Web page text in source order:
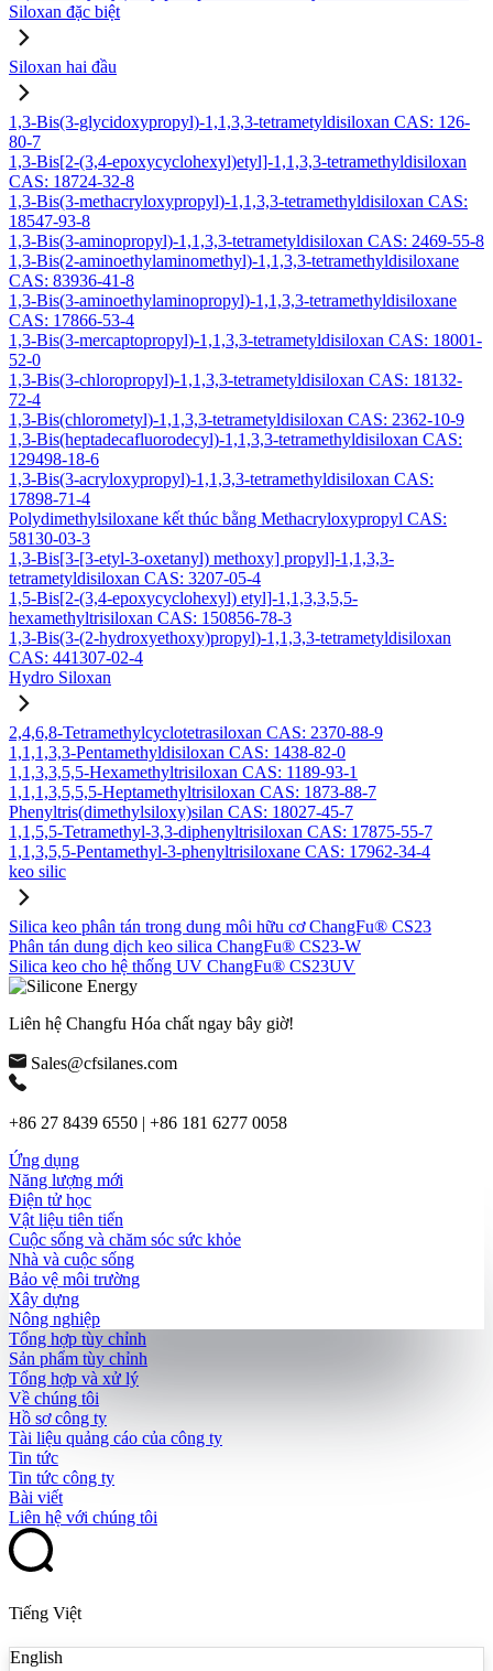
Siloxan đặc biệt
Siloxan hai đầu
1,3-Bis(3-glycidoxypropyl)-1,1,3,3-tetrametyldisiloxan CAS: 126-
80-7
1,3-Bis[2-(3,4-epoxycyclohexyl)etyl]-1,1,3,3-tetramethyldisiloxan
CAS: 18724-32-8
1,3-Bis(3-methacryloxypropyl)-1,1,3,3-tetramethyldisiloxan CAS:
18547-93-8
1,3-Bis(3-aminopropyl)-1,1,3,3-tetrametyldisiloxan CAS: 2469-55-8
1,3-Bis(2-aminoethylaminomethyl)-1,1,3,3-tetramethyldisiloxane
CAS: 83936-41-8
1,3-Bis(3-aminoethylaminopropyl)-1,1,3,3-tetramethyldisiloxane
CAS: 17866-53-4
1,3-Bis(3-mercaptopropyl)-1,1,3,3-tetrametyldisiloxan CAS: 18001-
52-0
1,3-Bis(3-chloropropyl)-1,1,3,3-tetrametyldisiloxan CAS: 18132-
72-4
1,3-Bis(chlorometyl)-1,1,3,3-tetrametyldisiloxan CAS: 2362-10-9
1,3-Bis(heptadecafluorodecyl)-1,1,3,3-tetramethyldisiloxan CAS:
129498-18-6
1,3-Bis(3-acryloxypropyl)-1,1,3,3-tetramethyldisiloxan CAS:
17898-71-4
Polydimethylsiloxane kết thúc bằng Methacryloxypropyl CAS:
58130-03-3
1,3-Bis[3-[3-etyl-3-oxetanyl) methoxy] propyl]-1,1,3,3-
tetrametyldisiloxan CAS: 3207-05-4
1,5-Bis[2-(3,4-epoxycyclohexyl) etyl]-1,1,3,3,5,5-
hexamethyltrisiloxan CAS: 150856-78-3
1,3-Bis(3-(2-hydroxyethoxy)propyl)-1,1,3,3-tetrametyldisiloxan
CAS: 441307-02-4
Hydro Siloxan
2,4,6,8-Tetramethylcyclotetrasiloxan CAS: 2370-88-9
1,1,1,3,3-Pentamethyldisiloxan CAS: 1438-82-0
1,1,3,3,5,5-Hexamethyltrisiloxan CAS: 1189-93-1
1,1,1,3,5,5,5-Heptamethyltrisiloxan CAS: 1873-88-7
Phenyltris(dimethylsiloxy)silan CAS: 18027-45-7
1,1,5,5-Tetramethyl-3,3-diphenyltrisiloxan CAS: 17875-55-7
1,1,3,5,5-Pentamethyl-3-phenyltrisiloxane CAS: 17962-34-4
keo silic
Silica keo phân tán trong dung môi hữu cơ ChangFu® CS23
Phân tán dung dịch keo silica ChangFu® CS23-W
Silica keo cho hệ thống UV ChangFu® CS23UV
Liên hệ Changfu Hóa chất ngay bây giờ!
Sales@cfsilanes.com
+86 27 8439 6550 | +86 181 6277 0058
Ứng dụng
Năng lượng mới
Điện tử học
Vật liệu tiên tiến
Cuộc sống và chăm sóc sức khỏe
Nhà và cuộc sống
Bảo vệ môi trường
Xây dựng
Nông nghiệp
Tổng hợp tùy chỉnh
Sản phẩm tùy chỉnh
Tổng hợp và xử lý
Về chúng tôi
Hồ sơ công ty
Tài liệu quảng cáo của công ty
Tin tức
Tin tức công ty
Bài viết
Liên hệ với chúng tôi
Tiếng Việt
English